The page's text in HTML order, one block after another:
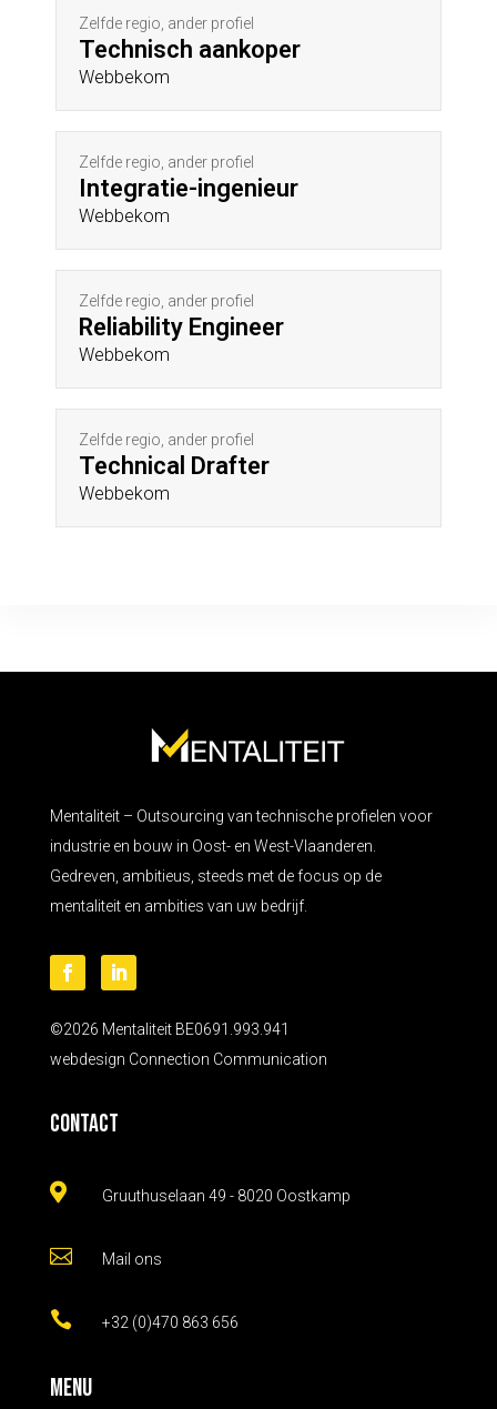
Zelfde regio, ander profiel
Technisch aankoper
Webbekom
Zelfde regio, ander profiel
Integratie-ingenieur
Webbekom
Zelfde regio, ander profiel
Reliability Engineer
Webbekom
Zelfde regio, ander profiel
Technical Drafter
Webbekom
Mentaliteit – Outsourcing van technische profielen voor
industrie en bouw in Oost- en West-Vlaanderen.
Gedreven, ambitieus, steeds met de focus op de
mentaliteit en ambities van uw bedrijf.
©2026 Mentaliteit BE0691.993.941
webdesign Connection Communication
Contact
 Gruuthuselaan 49 - 8020 Oostkamp
 Mail ons
 +32 (0)470 863 656
Menu